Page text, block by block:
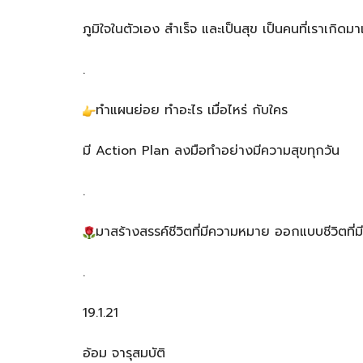
ภูมิใจในตัวเอง สำเร็จ และเป็นสุข เป็นคนที่เราเกิดมา
.
ทำแผนย่อย ทำอะไร เมื่อไหร่ กับใคร
มี Action Plan ลงมือทำอย่างมีความสุขทุกวัน
.
มาสร้างสรรค์ชีวิตที่มีความหมาย ออกแบบชีวิตที่
.
19.1.21
อ้อม จารุสมบัติ